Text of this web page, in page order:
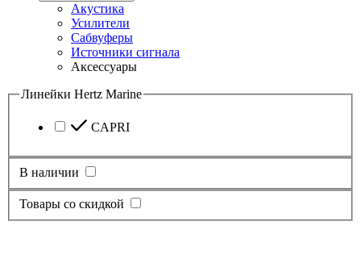
Акустика
Усилители
Сабвуферы
Источники сигнала
Аксессуары
Линейки Hertz Marine
CAPRI
В наличии
Товары со скидкой